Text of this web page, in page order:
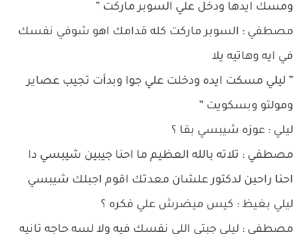
ومسك ايدها ودخل علي السوبر ماركت ”
مصطفي : السوبر ماركت كله قدامك اهو شوفي نفسك
في ايه وهاتيه يلا
” ليلي مسكت ايده ودخلت علي جوا وبدأت تجيب عصاير
ومولتو وبسكويت ”
ليلي : عوزه شيبسي بقا ؟
مصطفي : تلاته بالله العظيم ما احنا جيبين شيبسي دا
احنا راحين لدكتور علشان معدتك اقوم اجبلك شيبسي
ليلي بغيظ : كيس ميضرش علي فكره ؟
مصطفي : ليلي جبتي اللي نفسك فيه ولا لسه حاجه تانيه